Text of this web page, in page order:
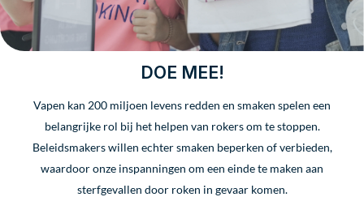
DOE MEE!
Vapen kan 200 miljoen levens redden en smaken spelen een
belangrijke rol bij het helpen van rokers om te stoppen.
Beleidsmakers willen echter smaken beperken of verbieden,
waardoor onze inspanningen om een einde te maken aan
sterfgevallen door roken in gevaar komen.